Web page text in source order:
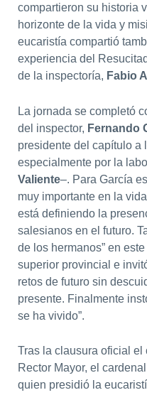
compartieron su historia
horizonte de la vida y
eucaristía compartió
experiencia del
de la inspectoría, Fabio
La jornada se completó
del inspector, Fernando
presidente del capítulo a
especialmente por la
Valiente–. Para García
muy importante en la
está definiendo la
salesianos en el futuro.
de los hermanos” en
superior provincial e
retos de futuro sin
presente. Finalmente
se ha vivido”.
Tras la clausura oficial el
Rector Mayor, el cardenal
quien presidió la